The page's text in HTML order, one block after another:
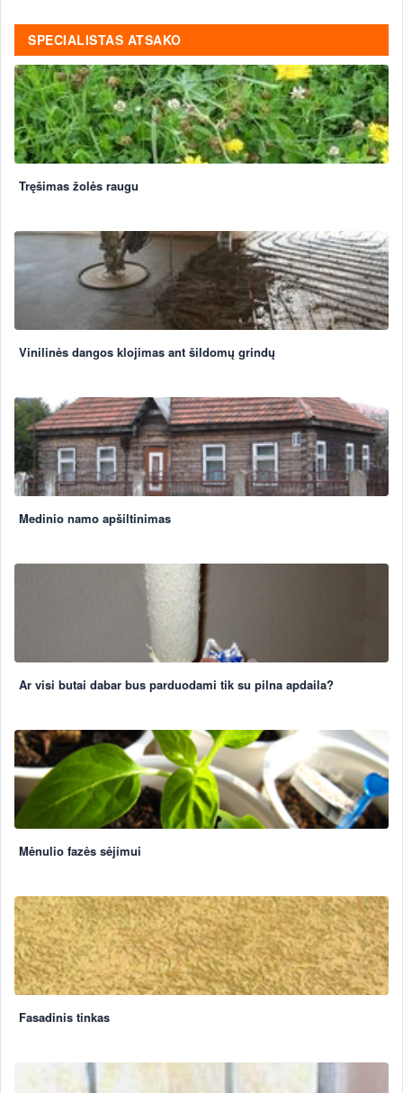
SPECIALISTAS ATSAKO
Tręšimas žolės raugu
Vinilinės dangos klojimas ant šildomų grindų
Medinio namo apšiltinimas
Ar visi butai dabar bus parduodami tik su pilna apdaila?
Mėnulio fazės sėjimui
Fasadinis tinkas